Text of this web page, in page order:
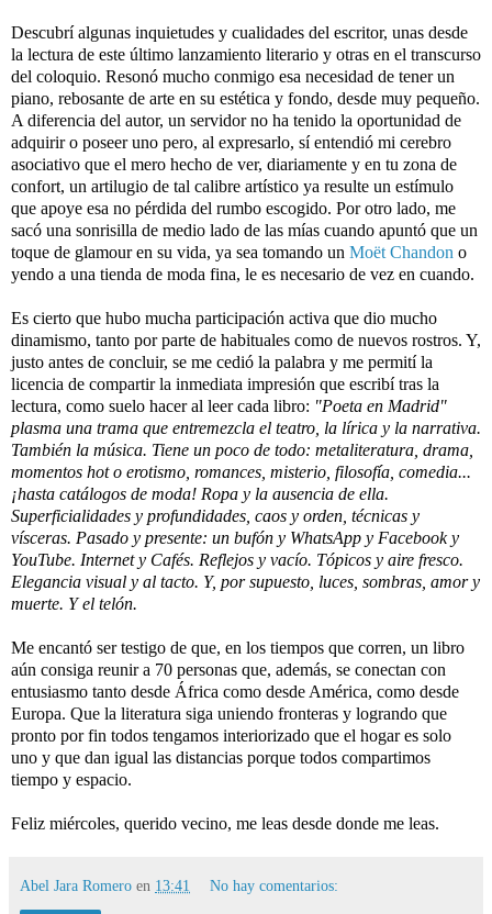
Descubrí algunas inquietudes y cualidades del escritor, unas desde
la lectura de este último lanzamiento literario y otras en el transcurso
del coloquio. Resonó mucho conmigo esa necesidad de tener un
piano, rebosante de arte en su estética y fondo, desde muy pequeño.
A diferencia del autor, un servidor no ha tenido la oportunidad de
adquirir o poseer uno pero, al expresarlo, sí entendió mi cerebro
asociativo que el mero hecho de ver, diariamente y en tu zona de
confort, un artilugio de tal calibre artístico ya resulte un estímulo
que apoye esa no pérdida del rumbo escogido. Por otro lado, me
sacó una sonrisilla de medio lado de las mías cuando apuntó que un
toque de glamour en su vida, ya sea tomando un Moët Chandon o
yendo a una tienda de moda fina, le es necesario de vez en cuando.
Es cierto que hubo mucha participación activa que dio mucho
dinamismo, tanto por parte de habituales como de nuevos rostros. Y,
justo antes de concluir, se me cedió la palabra y me permití la
licencia de compartir la inmediata impresión que escribí tras la
lectura, como suelo hacer al leer cada libro: "Poeta en Madrid"
plasma una trama que entremezcla el teatro, la lírica y la narrativa.
También la música. Tiene un poco de todo: metaliteratura, drama,
momentos hot o erotismo, romances, misterio, filosofía, comedia...
¡hasta catálogos de moda! Ropa y la ausencia de ella.
Superficialidades y profundidades, caos y orden, técnicas y
vísceras. Pasado y presente: un bufón y WhatsApp y Facebook y
YouTube. Internet y Cafés. Reflejos y vacío. Tópicos y aire fresco.
Elegancia visual y al tacto. Y, por supuesto, luces, sombras, amor y
muerte. Y el telón.
Me encantó ser testigo de que, en los tiempos que corren, un libro
aún consiga reunir a 70 personas que, además, se conectan con
entusiasmo tanto desde África como desde América, como desde
Europa. Que la literatura siga uniendo fronteras y logrando que
pronto por fin todos tengamos interiorizado que el hogar es solo
uno y que dan igual las distancias porque todos compartimos
tiempo y espacio.
Feliz miércoles, querido vecino, me leas desde donde me leas.
Abel Jara Romero en 13:41 No hay comentarios: